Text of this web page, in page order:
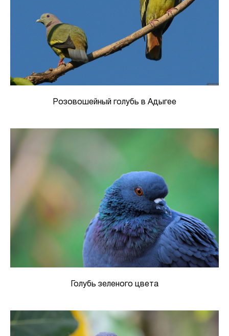
Розовошейный голубь в Адыгее
Голубь зеленого цвета